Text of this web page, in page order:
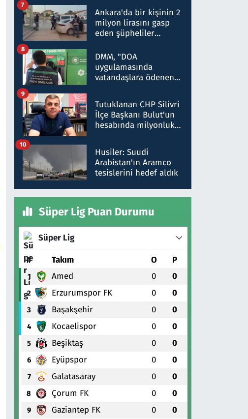
ifadelerinden ortaya
çıkan tablo şok etti
Ankara'da bir kişinin 2
milyon lirasını gasp
eden şüpheliler
7
DMM, "DOA
uygulamasında
vatandaşlara ödenen
düşürüldüğü" iddiasını
yalanladı
8
Tutuklanan CHP Silivri
İlçe Başkanı Bulut'un
hesabında milyonluk
talimat verdi, ben
gönderdim
9
Husiler: Suudi
Arabistan'ın Aramco
tesislerini hedef aldık
10
Süper Lig Puan Durumu
Süper Lig
# Takım O P
1 Amed 0 0
2 Erzurumspor FK 0 0
3 Başakşehir 0 0
4 Kocaelispor 0 0
5 Beşiktaş 0 0
6 Eyüpspor 0 0
7 Galatasaray 0 0
8 Çorum FK 0 0
9 Gaziantep FK 0 0